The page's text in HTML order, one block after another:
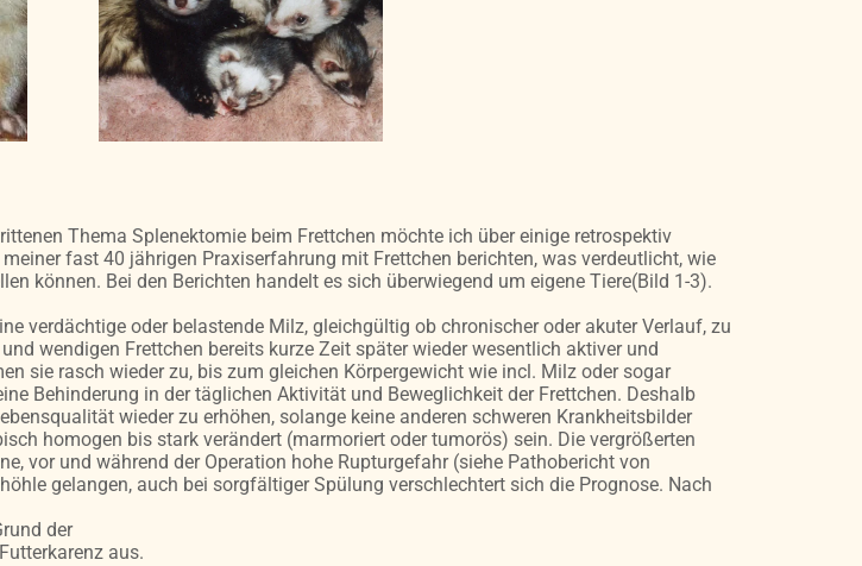
Thema Splenektomie beim Frettchen möchte ich über einige retrospektiv
fast 40 jährigen Praxiserfahrung mit Frettchen berichten, was verdeutlicht, wie
können. Bei den Berichten handelt es sich überwiegend um eigene Tiere(Bild 1-3).
verdächtige oder belastende Milz, gleichgültig ob chronischer oder akuter Verlauf, zu
wendigen Frettchen bereits kurze Zeit später wieder wesentlich aktiver und
sie rasch wieder zu, bis zum gleichen Körpergewicht wie incl. Milz oder sogar
Behinderung in der täglichen Aktivität und Beweglichkeit der Frettchen. Deshalb
wieder zu erhöhen, solange keine anderen schweren Krankheitsbilder
homogen bis stark verändert (marmoriert oder tumorös) sein. Die vergrößerten
vor und während der Operation hohe Rupturgefahr (siehe Pathobericht von
gelangen, auch bei sorgfältiger Spülung verschlechtert sich die Prognose. Nach
der
aus.